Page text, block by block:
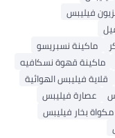
فيليبس
ماكينة نسبريسو
ماكينة قهوة نسكافيه
قلاية فيليبس الهوائية
عصارة فيليبس
مكواة بخار فيليبس